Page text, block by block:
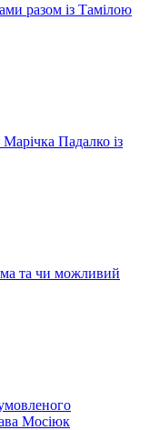
разом із Тамілою
Падалко із
та чи можливий
Мосіюк